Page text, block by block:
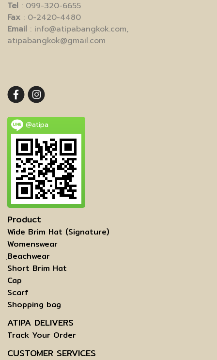
Tel : 099-320-6655
Fax : 0-2420-4480
Email : info@atipabangkok.com,
atipabangkok@gmail.com
@atipa
Product
Wide Brim Hat (Signature)
Womenswear
ฺBeachwear
Short Brim Hat
Cap
Scarf
Shopping bag
ATIPA DELIVERS
Track Your Order
CUSTOMER SERVICES